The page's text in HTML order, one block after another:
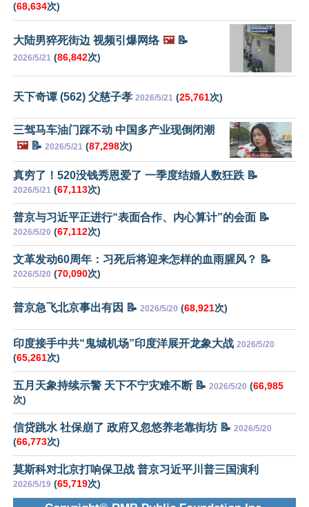
(68,634次)
大陆男猝死街边 视频引爆网络 🖼️📝
2026/5/21 (86,842次)
天下奇谭 (562) 父慈子孝 2026/5/21 (25,761次)
三驾马车油门踩不动 中国多产业现倒闭潮
🖼️📝 2026/5/21 (87,298次)
真穷了！520没钱秀恩爱了 一季度结婚人数狂跌 📝
2026/5/21 (67,113次)
普京与习近平正进行“表面合作、内心算计”的会面 📝
2026/5/20 (67,112次)
文革发动60周年：习死后将迎来怎样的血雨腥风？ 📝
2026/5/20 (70,090次)
普京急飞北京事出有因 📝 2026/5/20 (68,921次)
印度接手中共“鬼城机场”印度洋展开龙象大战 2026/5/20
(65,261次)
五月天象持续示警 天下不宁灾难不断 📝 2026/5/20 (66,985
次)
信贷跳水 社保崩了 政府又忽悠养老靠街坊 📝 2026/5/20
(66,773次)
莫斯科对北京打响保卫战 普京习近平川普三国演利
2026/5/19 (65,719次)